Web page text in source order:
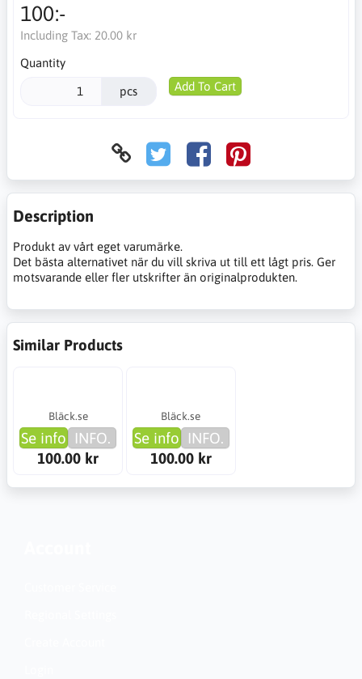
100:-
Including Tax: 20.00 kr
Quantity
pcs Add To Cart
Description
Produkt av vårt eget varumärke.
Det bästa alternativet när du vill skriva ut till ett lågt pris. Ger
motsvarande eller fler utskrifter än originalprodukten.
Similar Products
Bläck.se
Se info INFO.
100.00 kr
Bläck.se
Se info INFO.
100.00 kr